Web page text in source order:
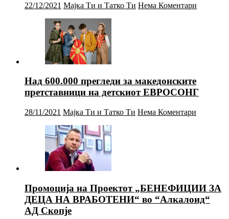
22/12/2021 Мајка Ти и Татко Ти Нема Коментари
Над 600.000 прегледи за македонските
претставници на детскиот ЕВРОСОНГ
28/11/2021 Мајка Ти и Татко Ти Нема Коментари
Промоција на Проектот „БЕНЕФИЦИИ ЗА
ДЕЦА НА ВРАБОТЕНИ“ во “Алкалоид“
АД Скопје